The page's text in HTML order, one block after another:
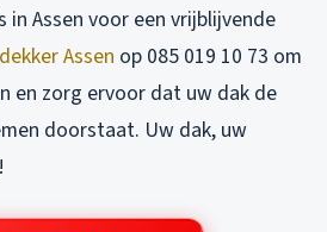
Assen voor een vrijblijvende
Assen op 085 019 10 73 om
en zorg ervoor dat uw dak de
doorstaat. Uw dak, uw